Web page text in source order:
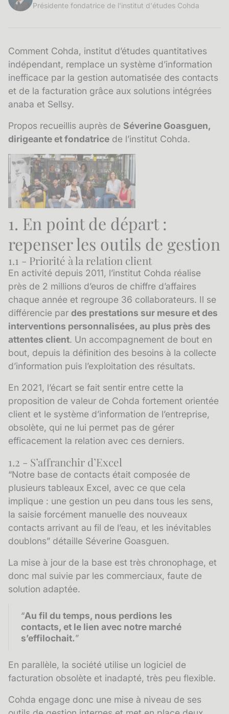
Présidente fondatrice de l'institut d'études Cohda
Comment Cohda, institut d’études quantitatives
indépendant, remplace un système d’information
inefficace par la gestion automatisée des contacts
et de la facturation grâce aux solutions intégrées
anaba et Sellsy.
Propos recueillis auprès de Séverine Goasguen,
dirigeante et fondatrice de l’institut Cohda.
1. En point de départ :
repenser les outils de gestion
1.1 - Priorité à la relation client
En activité depuis 2011, l’institut Cohda réalise
près de 2 millions d’euros de chiffre d’affaires
chaque année et regroupe 36 collaborateurs. Il se
différencie par des prestations sur mesure et des
interventions personnalisées, au plus près des
attentes client. Un accompagnement de bout en
bout, depuis la définition des besoins à la collecte
d’information puis l’exploitation des résultats.
En 2021, l’écart se fait sentir entre cette la
proposition de valeur de Cohda fortement orientée
client et le système d’information de l’entreprise,
obsolète, qui ne lui permet pas de gérer
efficacement la relation avec ces derniers.
1.2 - S’affranchir d’Excel
“Notre base de contacts était composée de
plusieurs tableaux Excel, avec ce que cela
implique : une gestion un peu dans tous les sens,
la saisie forcément manuelle des nouveaux
contacts arrivant au fil de l’eau, et les inévitables
doublons” détaille Séverine Goasguen.
La mise à jour de la base est très chronophage, et
donc mal suivie par les commerciaux, faute de
solution adaptée.
“Au fil du temps, nous perdions les
contacts, et le lien avec notre marché
s’effilochait.”
En parallèle, la société utilise un logiciel de
facturation obsolète et inadapté, très peu flexible.
Cohda engage donc une mise à niveau de ses